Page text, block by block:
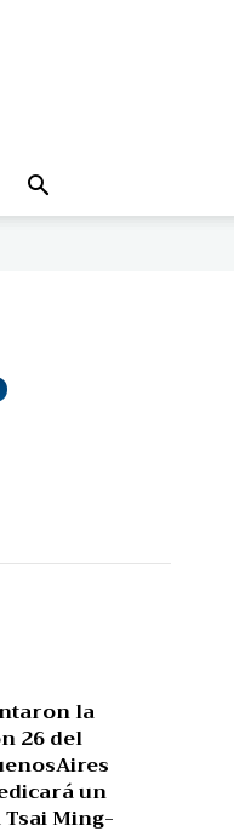
la
26 del
un
Tsai Ming-